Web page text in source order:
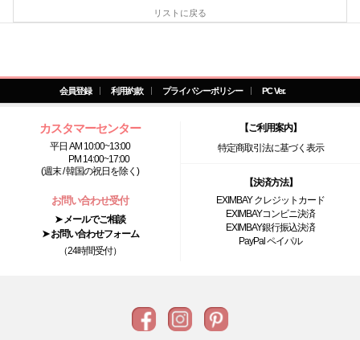
リストに戻る
会員登録 利用約款 プライバシーポリシー PC Ver.
カスタマーセンター
平日 AM 10:00~13:00
PM 14:00~17:00
(週末 / 韓国の祝日を除く)
お問い合わせ受付
➤ メールでご相談
➤ お問い合わせフォーム
（24時間受付）
【ご利用案内】
特定商取引法に基づく表示
【決済方法】
EXIMBAY クレジットカード
EXIMBAYコンビニ決済
EXIMBAY銀行振込決済
PayPal ペイパル